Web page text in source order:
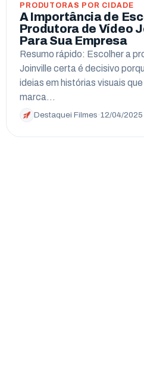
PRODUTORAS POR CIDADE
A Importância de
Produtora de Vídeo
Para Sua Empresa
Resumo rápido: Escolher a
Joinville certa é decisivo
ideias em histórias visuais
marca…
Destaquei Filmes ·12/04/2025